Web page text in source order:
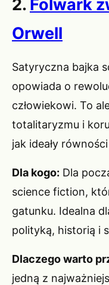
2. Folwark
Orwell
Satyryczna bajka
opowiada o
człowiekowi. To
totalitaryzmu i
jak ideały
Dla kogo: Dla
science fiction,
gatunku. Idealna
polityką, historią i
Dlaczego warto
jedną z